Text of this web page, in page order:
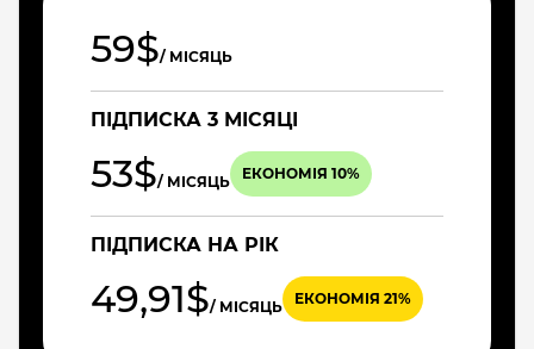
59$/ МІСЯЦЬ
ПІДПИСКА 3 МІСЯЦІ
53$/ МІСЯЦЬ ЕКОНОМІЯ 10%
ПІДПИСКА НА РІК
49,91$/ МІСЯЦЬ ЕКОНОМІЯ 21%